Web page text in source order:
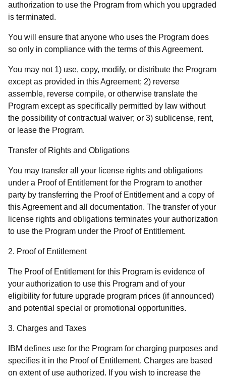
authorization to use the Program from which you upgraded
is terminated.
You will ensure that anyone who uses the Program does
so only in compliance with the terms of this Agreement.
You may not 1) use, copy, modify, or distribute the Program
except as provided in this Agreement; 2) reverse
assemble, reverse compile, or otherwise translate the
Program except as specifically permitted by law without
the possibility of contractual waiver; or 3) sublicense, rent,
or lease the Program.
Transfer of Rights and Obligations
You may transfer all your license rights and obligations
under a Proof of Entitlement for the Program to another
party by transferring the Proof of Entitlement and a copy of
this Agreement and all documentation. The transfer of your
license rights and obligations terminates your authorization
to use the Program under the Proof of Entitlement.
2. Proof of Entitlement
The Proof of Entitlement for this Program is evidence of
your authorization to use this Program and of your
eligibility for future upgrade program prices (if announced)
and potential special or promotional opportunities.
3. Charges and Taxes
IBM defines use for the Program for charging purposes and
specifies it in the Proof of Entitlement. Charges are based
on extent of use authorized. If you wish to increase the